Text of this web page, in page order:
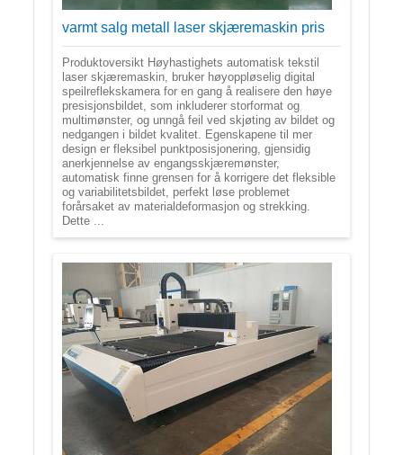
varmt salg metall laser skjæremaskin pris
Produktoversikt Høyhastighets automatisk tekstil
laser skjæremaskin, bruker høyoppløselig digital
speilreflekskamera for en gang å realisere den høye
presisjonsbildet, som inkluderer storformat og
multimønster, og unngå feil ved skjøting av bildet og
nedgangen i bildet kvalitet. Egenskapene til mer
design er fleksibel punktposisjonering, gjensidig
anerkjennelse av engangsskjæremønster,
automatisk finne grensen for å korrigere det fleksible
og variabilitetsbildet, perfekt løse problemet
forårsaket av materialdeformasjon og strekking.
Dette ...